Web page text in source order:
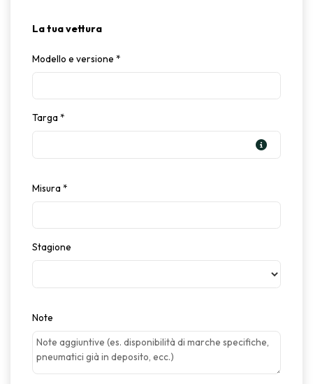
La tua vettura
Modello e versione *
Targa *
Misura *
Stagione
Note